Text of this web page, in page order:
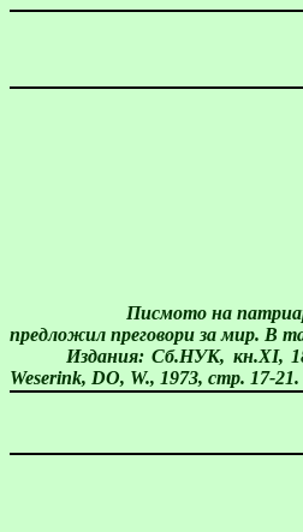
Писмото на
предложил преговори за мир. В
Издания: Сб.НУК, кн.ХІ,
Weserink, DO, W., 1973, стр. 17-21.